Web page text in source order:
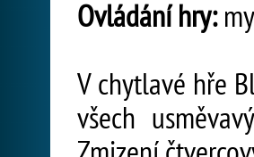
Ovládání hry:
V chytlavé hře
všech